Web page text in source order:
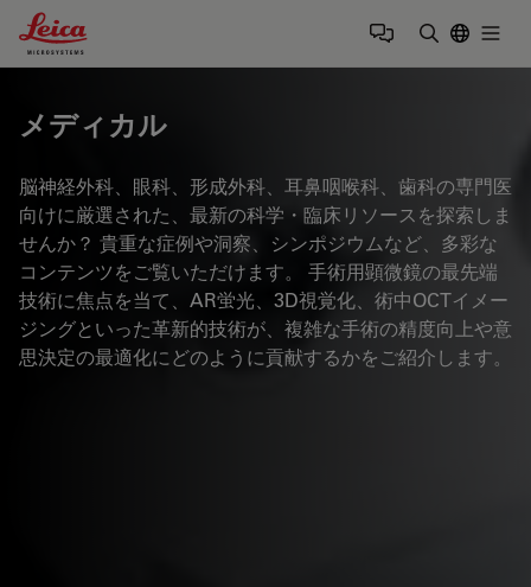
Leica Microsystems Logo
メディカル
脳神経外科、眼科、形成外科、耳鼻咽喉科、歯科の専門医
向けに厳選された、最新の科学・臨床リソースを探索しま
せんか？ 貴重な症例や洞察、シンポジウムなど、多彩な
コンテンツをご覧いただけます。 手術用顕微鏡の最先端
技術に焦点を当て、AR蛍光、3D視覚化、術中OCTイメー
ジングといった革新的技術が、複雑な手術の精度向上や意
思決定の最適化にどのように貢献するかをご紹介します。